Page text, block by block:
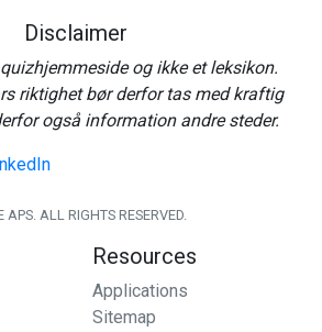
Disclaimer
og ikke et leksikon.
riktighet bør derfor tas med kraftig
også information andre steder.
ALL RIGHTS RESERVED.
Resources
Applications
Sitemap